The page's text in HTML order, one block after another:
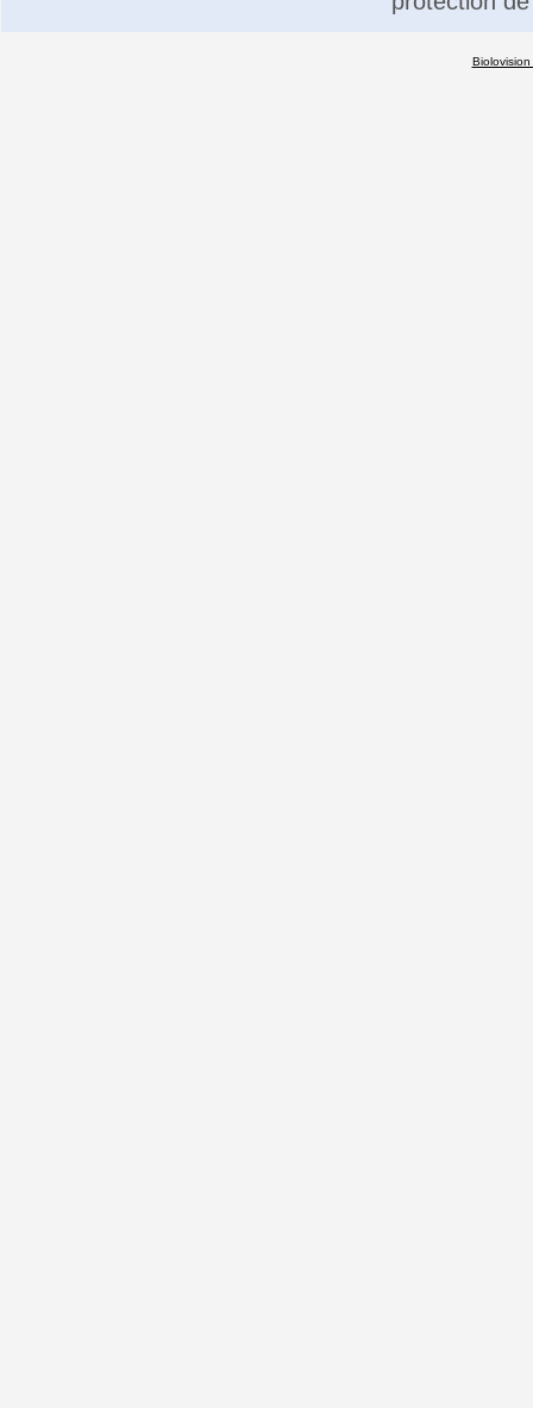
Biolovision